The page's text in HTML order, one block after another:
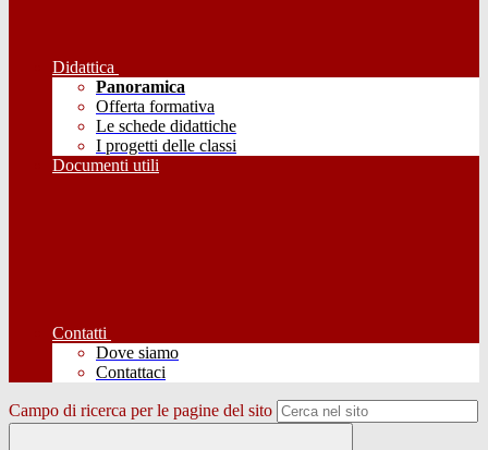
Didattica
Panoramica
Offerta formativa
Le schede didattiche
I progetti delle classi
Documenti utili
Contatti
Dove siamo
Contattaci
Campo di ricerca per le pagine del sito